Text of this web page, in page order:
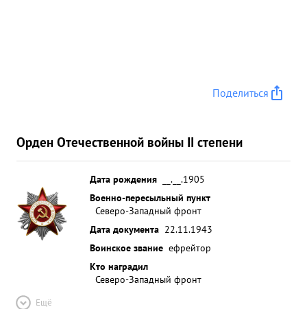
Поделиться
Орден Отечественной войны II степени
Дата рождения
__.__.1905
Военно-пересыльный пункт
Северо-Западный фронт
Дата документа 22.11.1943
Воинское звание ефрейтор
Кто наградил
Северо-Западный фронт
Ещё